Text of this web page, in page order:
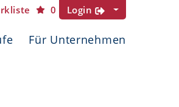
0 Login
Für Unternehmen